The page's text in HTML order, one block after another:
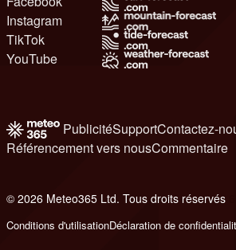
Instagram
TikTok
YouTube
PublicitéSupportContactez-
Référencement vers nousCommentaire
© 2026 Meteo365 Ltd. Tous droits réservés
Conditions d'utilisationDéclaration de